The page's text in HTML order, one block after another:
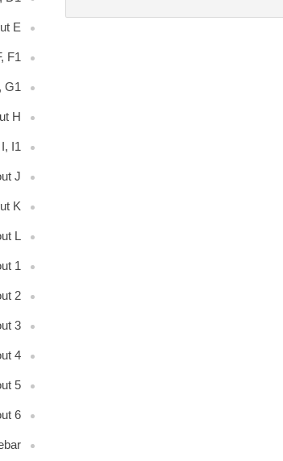
E
F1
G1
H
I1
J
K
L
1
2
3
4
5
6